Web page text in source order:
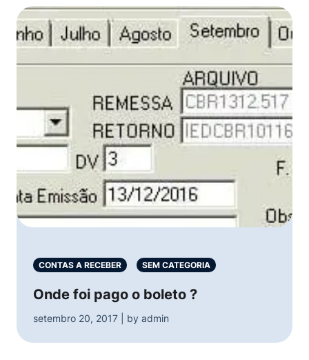
CONTAS A RECEBER SEM CATEGORIA
Onde foi pago o boleto ?
setembro 20, 2017 | by admin